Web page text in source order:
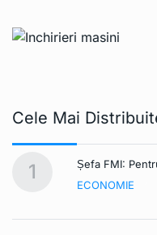
Cele Mai
1
Șefa FMI:
ECONOMIE